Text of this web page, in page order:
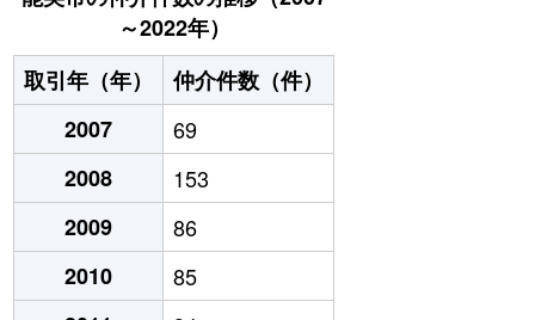
～2022年）
取引年（年）
仲介件数（件）
2007
69
2008
153
2009
86
2010
85